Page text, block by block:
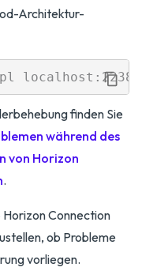
Architektur-
finden Sie
während des
von Horizon
.
Horizon Connection
ob Probleme
vorliegen.